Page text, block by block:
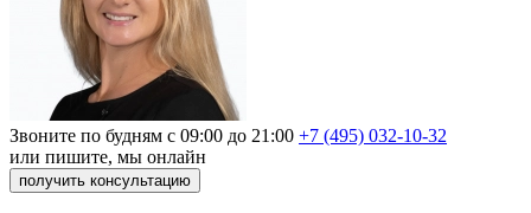
Звоните по будням с 09:00 до 21:00 +7 (495) 032-10-32
или пишите, мы онлайн
получить консультацию